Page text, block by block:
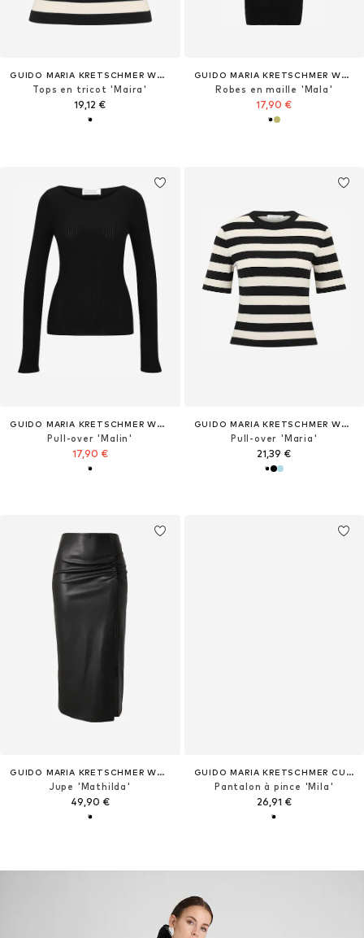
GUIDO MARIA KRETSCHMER WOMEN
Tops en tricot 'Maira'
19,12 €
GUIDO MARIA KRETSCHMER WOMEN
Robes en maille 'Mala'
17,90 €
GUIDO MARIA KRETSCHMER WOMEN
Pull-over 'Malin'
17,90 €
GUIDO MARIA KRETSCHMER WOMEN
Pull-over 'Maria'
21,39 €
GUIDO MARIA KRETSCHMER WOMEN
Jupe 'Mathilda'
49,90 €
GUIDO MARIA KRETSCHMER CURVY
Pantalon à pince 'Mila'
26,91 €